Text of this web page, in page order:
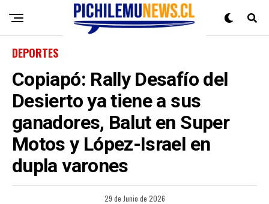
DEPORTES
Copiapó: Rally Desafío del
Desierto ya tiene a sus
ganadores, Balut en Super
Motos y López-Israel en
dupla varones
29 de Junio de 2026